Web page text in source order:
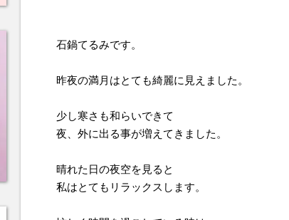
石鍋てるみです。
昨夜の満月はとても綺麗に見えました。
少し寒さも和らいできて
夜、外に出る事が増えてきました。
晴れた日の夜空を見ると
私はとてもリラックスします。